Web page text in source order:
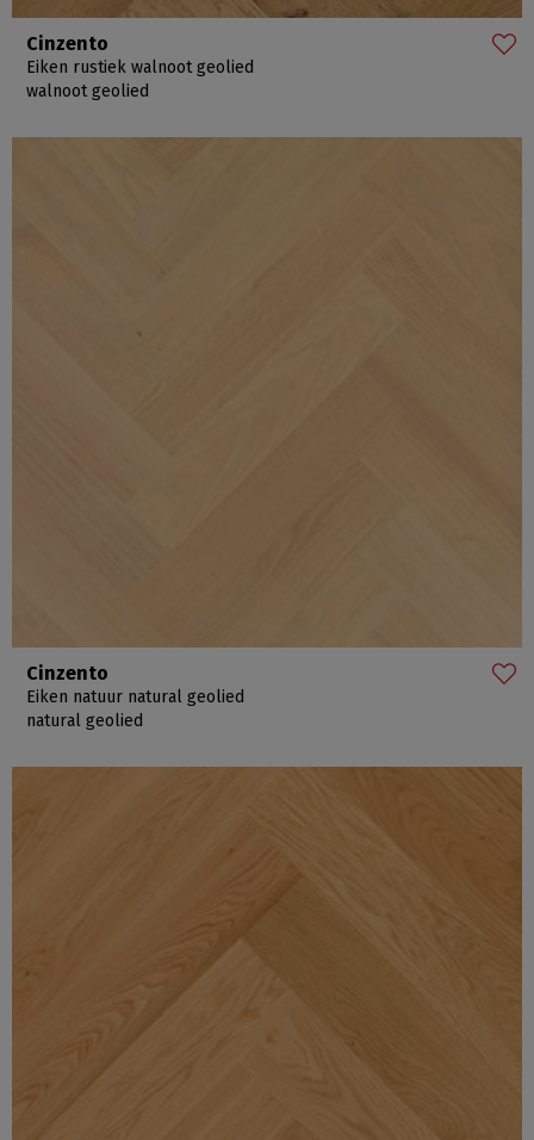
Cinzento
Eiken rustiek walnoot geolied
walnoot geolied
Cinzento
Eiken natuur natural geolied
natural geolied